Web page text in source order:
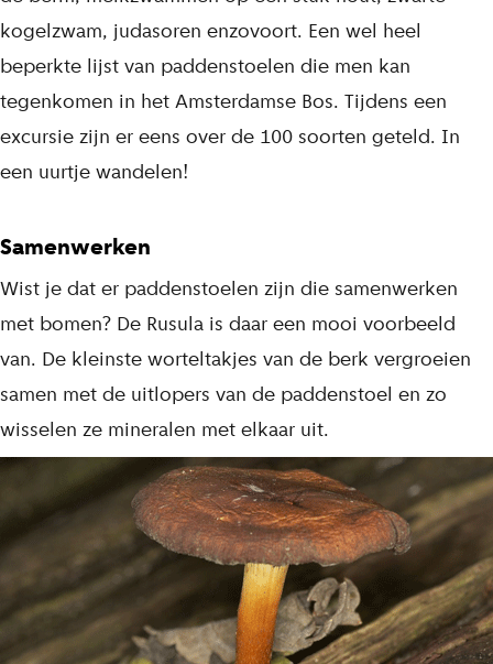
kogelzwam, judasoren enzovoort. Een wel heel
beperkte lijst van paddenstoelen die men kan
tegenkomen in het Amsterdamse Bos. Tijdens een
excursie zijn er eens over de 100 soorten geteld. In
een uurtje wandelen!
Samenwerken
Wist je dat er paddenstoelen zijn die samenwerken
met bomen? De Rusula is daar een mooi voorbeeld
van. De kleinste worteltakjes van de berk vergroeien
samen met de uitlopers van de paddenstoel en zo
wisselen ze mineralen met elkaar uit.